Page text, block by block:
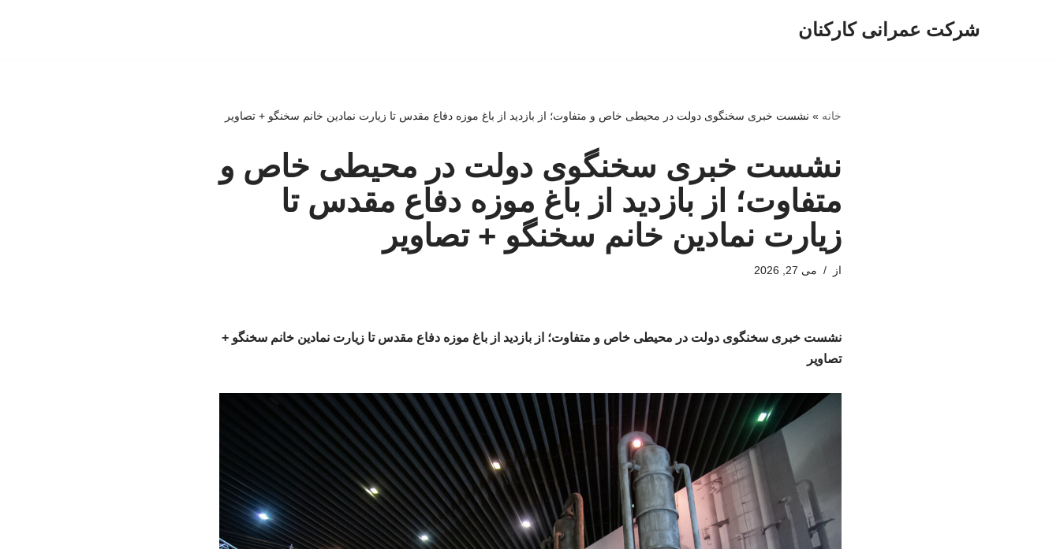
شرکت عمرانی کارکنان
خانه » نشست خبری سخنگوی دولت در محیطی خاص و متفاوت؛ از بازدید از باغ موزه دفاع مقدس تا زیارت نمادین خانم سخنگو + تصاویر
نشست خبری سخنگوی دولت در محیطی خاص و
متفاوت؛ از بازدید از باغ موزه دفاع مقدس تا
زیارت نمادین خانم سخنگو + تصاویر
از می 27, 2026
نشست خبری سخنگوی دولت در محیطی خاص و متفاوت؛ از بازدید از باغ موزه دفاع مقدس تا زیارت نمادین خانم سخنگو +
تصاویر